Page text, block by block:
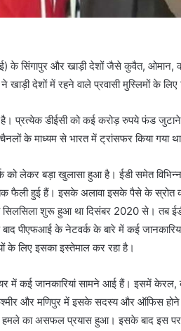
के सिंगापुर और खाड़ी देशों जैसे कुवैत,
देशों में रहने वाले प्रवासी मुस्लिमों के लिए
है। प्रत्येक डीईसी को कई करोड़ रुपये फंड
के माध्यम से भारत में ट्रांसफर किया गया
लेकर बड़ा खुलासा हुआ है। ईडी समेत
फैली हुई हैं। इसके अलावा इसके पैसे के स्रोत
शुरू हुआ था दिसंबर 2020 से। तब
के बाद पीएफआई के नेटवर्क के बारे में कई
के लिए इसका इस्तेमाल कर रहा है।
में कई जानकारियां सामने आई हैं। इसमें केरल,
कश्मीर और मणिपुर में इसके सदस्य और ऑफिस
हमले का असफल प्रयास हुआ। इसके बाद इस